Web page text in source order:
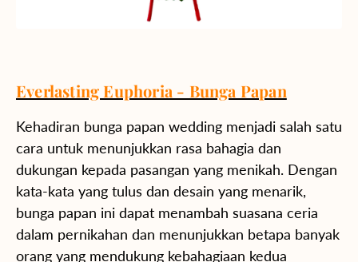
Everlasting Euphoria - Bunga Papan
Kehadiran bunga papan wedding menjadi salah satu
cara untuk menunjukkan rasa bahagia dan
dukungan kepada pasangan yang menikah. Dengan
kata-kata yang tulus dan desain yang menarik,
bunga papan ini dapat menambah suasana ceria
dalam pernikahan dan menunjukkan betapa banyak
orang yang mendukung kebahagiaan kedua